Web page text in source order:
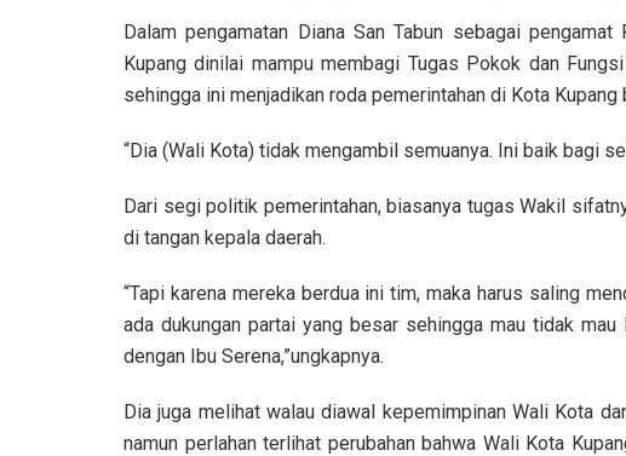
Dalam pengamatan Diana San Tabun sebagai
Kupang dinilai mampu membagi Tugas Pokok dan
sehingga ini menjadikan roda pemerintahan di Kota Kupang
“Dia (Wali Kota) tidak mengambil semuanya. Ini baik bagi
Dari segi politik pemerintahan, biasanya tugas Wakil
di tangan kepala daerah.
“Tapi karena mereka berdua ini tim, maka harus saling
ada dukungan partai yang besar sehingga mau tidak
dengan Ibu Serena,”ungkapnya.
Dia juga melihat walau diawal kepemimpinan Wali Kota
namun perlahan terlihat perubahan bahwa Wali Kota